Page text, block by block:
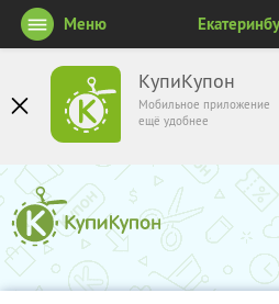
КупиКупон
Мобильное приложение
ещё удобнее
Меню